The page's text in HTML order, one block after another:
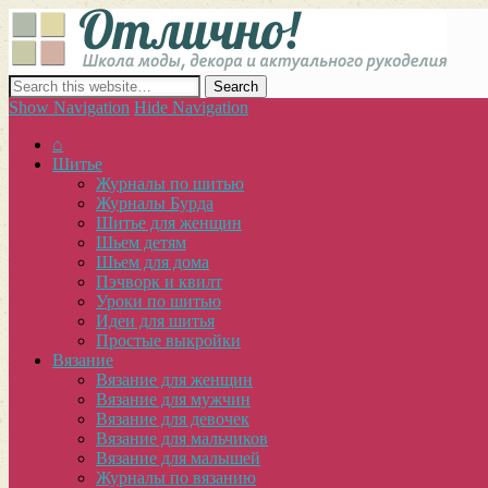
сайт о декоре, дизайне и моде, вязании, шитье и других видах
Show Navigation Hide Navigation
⌂
Шитье
Журналы по шитью
Журналы Бурда
Шитье для женщин
Шьем детям
Шьем для дома
Пэчворк и квилт
Уроки по шитью
Идеи для шитья
Простые выкройки
Вязание
Вязание для женщин
Вязание для мужчин
Вязание для девочек
Вязание для мальчиков
Вязание для малышей
Журналы по вязанию